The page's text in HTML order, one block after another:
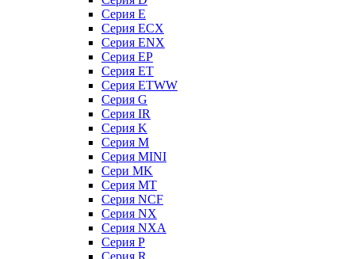
Серия E
Серия ECX
Серия ENX
Серия EP
Серия ET
Серия ETWW
Серия G
Серия IR
Серия K
Серия M
Серия MINI
Сери MK
Серия MT
Серия NCF
Серия NX
Серия NXA
Серия P
Серия R